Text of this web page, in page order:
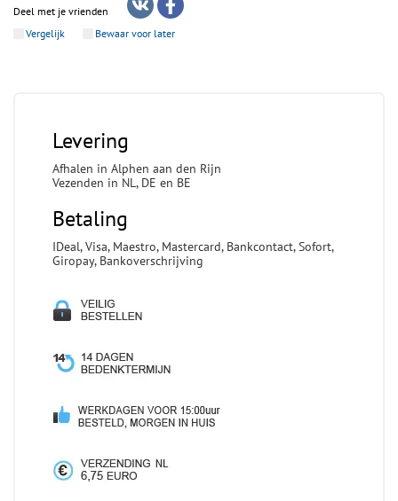
Deel met je vrienden
Vergelijk
Bewaar voor later
Levering
Afhalen in Alphen aan den Rijn
Vezenden in NL, DE en BE
Betaling
IDeal, Visa, Maestro, Mastercard, Bankcontact, Sofort,
Giropay, Bankoverschrijving